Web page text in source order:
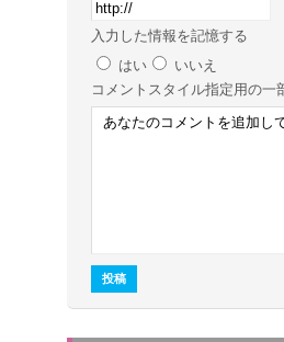
入力した情報を記憶する
はい
いいえ
コメント スタイル指定用の一